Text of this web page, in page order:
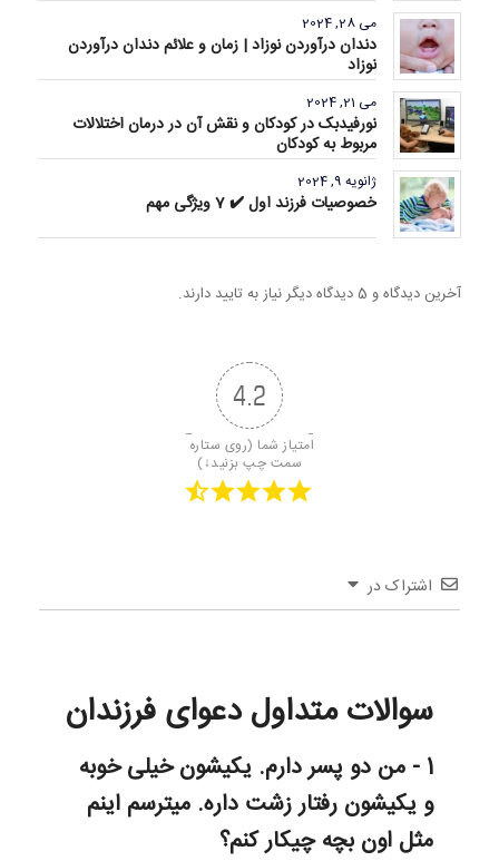
می 28, 2024
دندان درآوردن نوزاد | زمان و علائم دندان درآوردن
نوزاد
می 21, 2024
نورفیدبک در کودکان و نقش آن در درمان اختلالات
مربوط به کودکان
ژانویه 9, 2024
خصوصیات فرزند اول ✔️ 7 ویژگی مهم
آخرین دیدگاه و 5 دیدگاه دیگر نیاز به تایید دارند.
4.2
امتیاز شما (روی ستاره
سمت چپ بزنید↓)
اشتراک در
سوالات متداول دعوای فرزندان
1 - من دو پسر دارم. یکیشون خیلی خوبه
و یکیشون رفتار زشت داره. میترسم اینم
مثل اون بچه چیکار کنم؟